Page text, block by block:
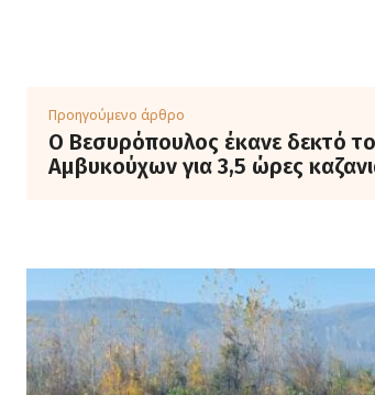
Προηγούμενο άρθρο
Ο Βεσυρόπουλος έκανε δεκτό
Αμβυκούχων για 3,5 ώρες